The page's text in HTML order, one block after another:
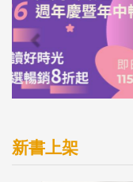
新書上架